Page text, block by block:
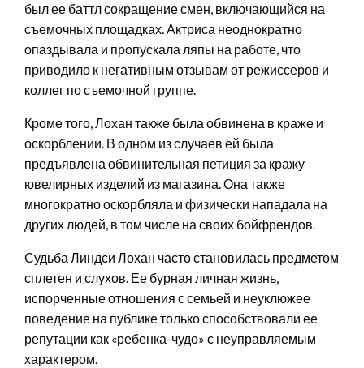
был ее баттл сокращение смен, включающийся на
съемочных площадках. Актриса неоднократно
опаздывала и пропускала ляпы на работе, что
приводило к негативным отзывам от режиссеров и
коллег по съемочной группе.
Кроме того, Лохан также была обвинена в краже и
оскорблении. В одном из случаев ей была
предъявлена обвинительная петиция за кражу
ювелирных изделий из магазина. Она также
многократно оскорбляла и физически нападала на
других людей, в том числе на своих бойфрендов.
Судьба Линдси Лохан часто становилась предметом
сплетен и слухов. Ее бурная личная жизнь,
испорченные отношения с семьей и неуклюжее
поведение на публике только способствовали ее
репутации как «ребенка-чудо» с неуправляемым
характером.